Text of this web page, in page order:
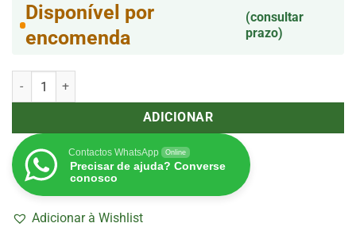
Disponível por
encomenda
(consultar
prazo)
Quantidade de Magic Green 250 ml H&G
ADICIONAR
Contactos WhatsApp Online
Precisar de ajuda? Converse
conosco
Adicionar à Wishlist